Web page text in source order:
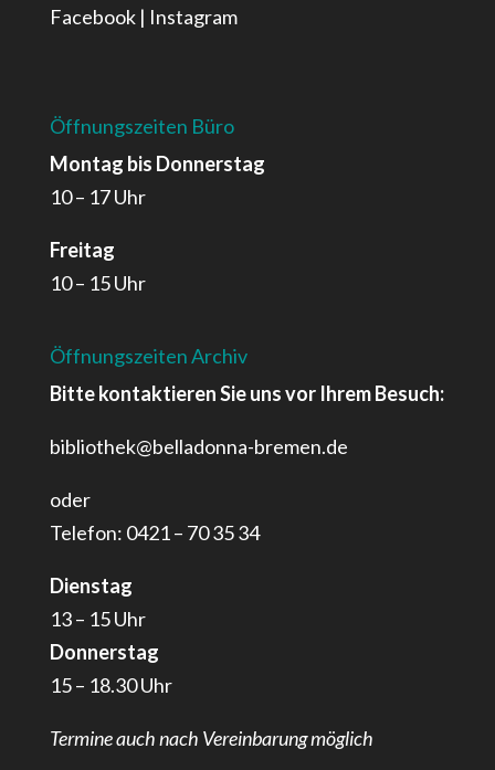
Facebook| Instagram
Öffnungszeiten Büro
Montag bis Donnerstag
10 – 17 Uhr
Freitag
10 – 15 Uhr
Öffnungszeiten Archiv
Bitte kontaktieren Sie uns vor Ihrem Besuch:
bibliothek@belladonna-bremen.de
oder
Telefon: 0421 – 70 35 34
Dienstag
13 – 15 Uhr
Donnerstag
15 – 18.30 Uhr
Termine auch nach Vereinbarung möglich